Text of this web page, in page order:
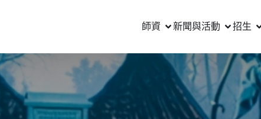
師資 新聞與活動 招生